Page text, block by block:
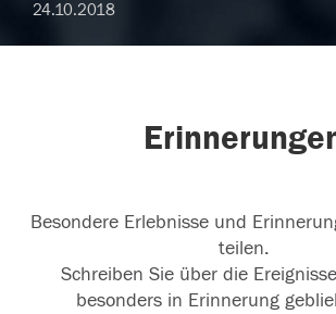
24.10.2018
Besondere Erlebnisse und
teilen.
Schreiben Sie über die
besonders in Erinnerung